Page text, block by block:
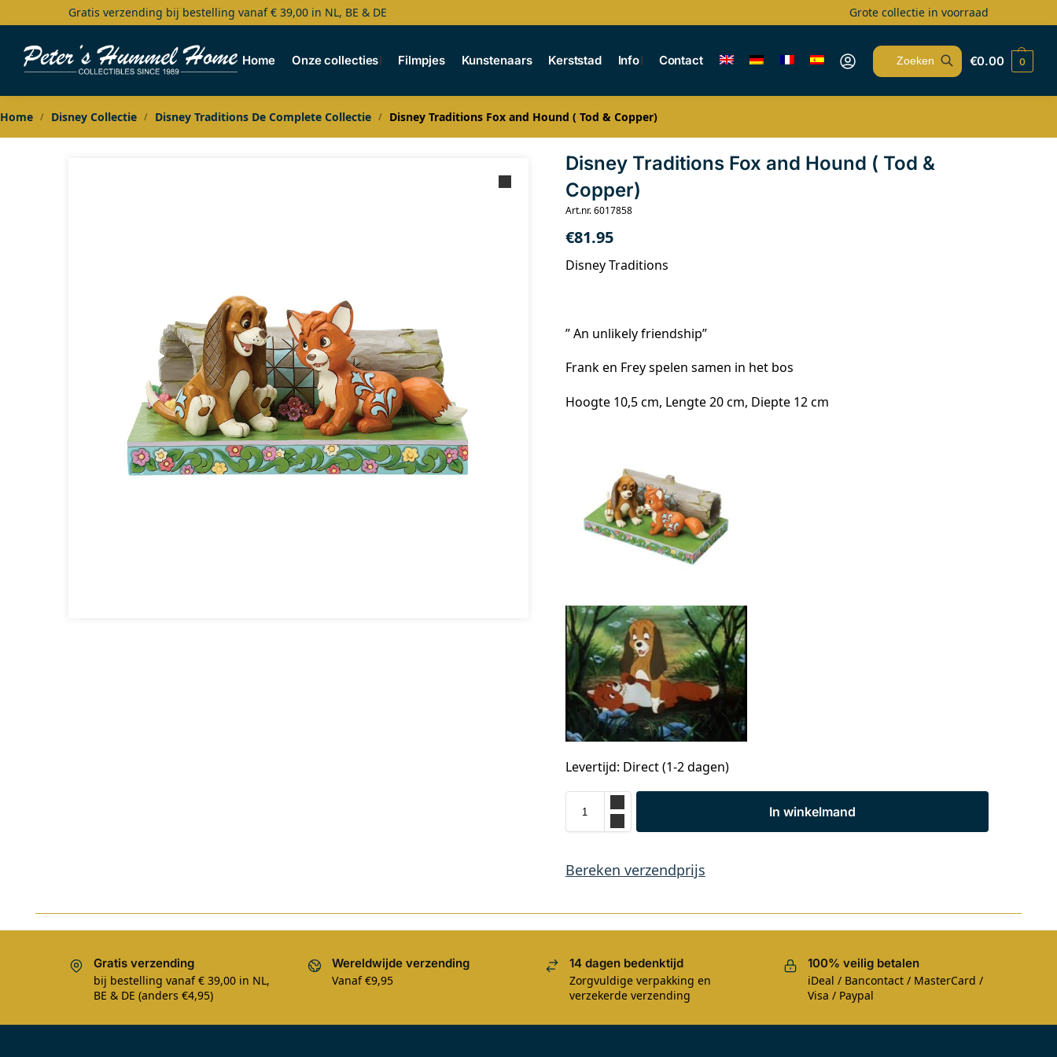
Gratis verzending bij bestelling vanaf € 39,00 in NL, BE & DE Grote collectie in voorraad
Home Onze collecties Filmpjes Kunstenaars Kerststad Info Contact
Search
€0.00 0
Home / Disney Collectie / Disney Traditions De Complete Collectie / Disney Traditions Fox and Hound ( Tod & Copper)
Disney Traditions Fox and Hound ( Tod &
Copper)
Art.nr. 6017858
€81.95
Disney Traditions
” An unlikely friendship”
Frank en Frey spelen samen in het bos
Hoogte 10,5 cm, Lengte 20 cm, Diepte 12 cm
Levertijd: Direct (1-2 dagen)
In winkelmand
Bereken verzendprijs
Gratis verzending
bij bestelling vanaf € 39,00 in NL,
BE & DE (anders €4,95)
Wereldwijde verzending
Vanaf €9,95
14 dagen bedenktijd
Zorgvuldige verpakking en
verzekerde verzending
100% veilig betalen
iDeal / Bancontact / MasterCard /
Visa / Paypal